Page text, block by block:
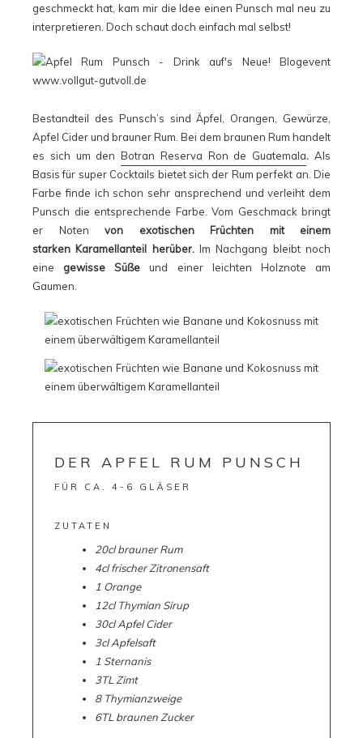
geschmeckt hat, kam mir die Idee einen Punsch mal neu zu
interpretieren. Doch schaut doch einfach mal selbst!
Bestandteil des Punsch’s sind Äpfel, Orangen, Gewürze,
Apfel Cider und brauner Rum. Bei dem braunen Rum handelt
es sich um denBotran Reserva Ron de Guatemala.Als
Basis für super Cocktails bietet sich der Rum perfekt an. Die
Farbe finde ich schon sehr ansprechend und verleiht dem
Punsch die entsprechende Farbe. Vom Geschmack bringt
er Noten von exotischen Früchten mit einem
starken Karamellanteil herüber.Im Nachgang bleibt noch
eine gewisse Süße und einer leichten Holznote am
Gaumen.
DER APFEL RUM PUNSCH
FÜR CA. 4-6 GLÄSER
ZUTATEN
20cl brauner Rum
4cl frischer Zitronensaft
1 Orange
12cl Thymian Sirup
30cl Apfel Cider
3cl Apfelsaft
1 Sternanis
3TL Zimt
8 Thymianzweige
6TL braunen Zucker